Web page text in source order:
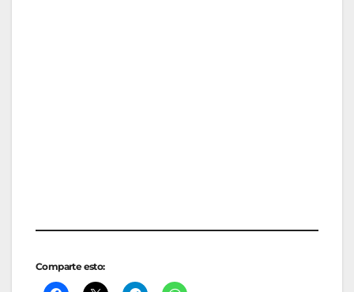
Comparte esto: